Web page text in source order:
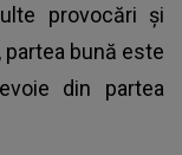
provocări și
partea bună este
din partea